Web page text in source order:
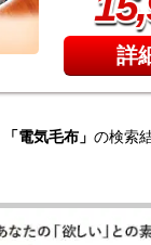
詳
「電気毛布」 の検索